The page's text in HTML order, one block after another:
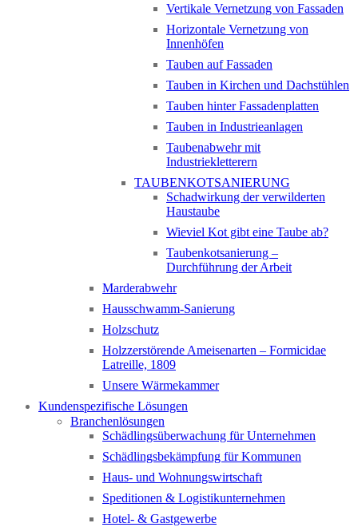
Vertikale Vernetzung von Fassaden
Horizontale Vernetzung von
Innenhöfen
Tauben auf Fassaden
Tauben in Kirchen und Dachstühlen
Tauben hinter Fassadenplatten
Tauben in Industrieanlagen
Taubenabwehr mit
Industriekletterern
TAUBENKOTSANIERUNG
Schadwirkung der verwilderten
Haustaube
Wieviel Kot gibt eine Taube ab?
Taubenkotsanierung –
Durchführung der Arbeit
Marderabwehr
Hausschwamm-Sanierung
Holzschutz
Holzzerstörende Ameisenarten – Formicidae
Latreille, 1809
Unsere Wärmekammer
Kundenspezifische Lösungen
Branchenlösungen
Schädlingsüberwachung für Unternehmen
Schädlingsbekämpfung für Kommunen
Haus- und Wohnungswirtschaft
Speditionen & Logistikunternehmen
Hotel- & Gastgewerbe